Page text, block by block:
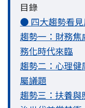
目錄
● 四大趨勢看
趨勢一：財務
務化時代來臨
趨勢二：心理
屬議題
趨勢三：扶養